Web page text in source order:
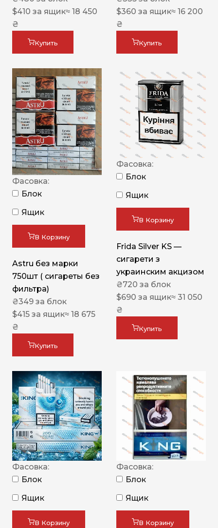
$410 за ящик≈ 18 450
₴
Купить
$360 за ящик≈ 16 200
₴
Купить
Фасовка:
Блок
Ящик
В Корзину
Astru без марки
750шт ( сигареты без
фильтра)
₴349 за блок
$415 за ящик≈ 18 675
₴
Купить
Фасовка:
Блок
Ящик
В Корзину
Frida Silver KS —
сигарети з
украинским акцизом
₴720 за блок
$690 за ящик≈ 31 050
₴
Купить
Фасовка:
Блок
Ящик
В Корзину
Фасовка:
Блок
Ящик
В Корзину